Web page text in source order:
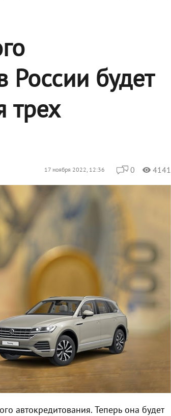
России будет
трех
17 ноября 2022, 12:36 0 4141
автокредитования. Теперь она будет